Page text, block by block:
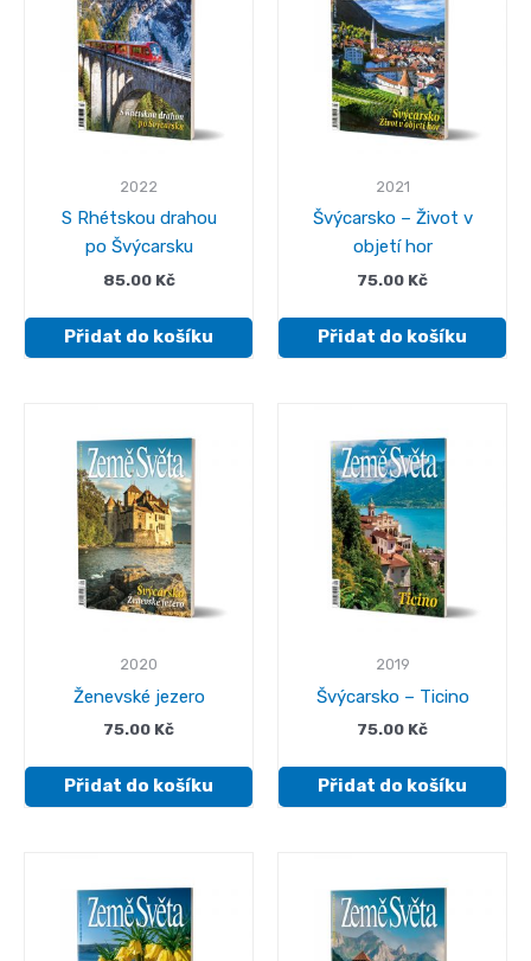
2022
S Rhétskou drahou
po Švýcarsku
85.00 Kč
Přidat do košíku
2021
Švýcarsko – Život v
objetí hor
75.00 Kč
Přidat do košíku
2020
Ženevské jezero
75.00 Kč
Přidat do košíku
2019
Švýcarsko – Ticino
75.00 Kč
Přidat do košíku